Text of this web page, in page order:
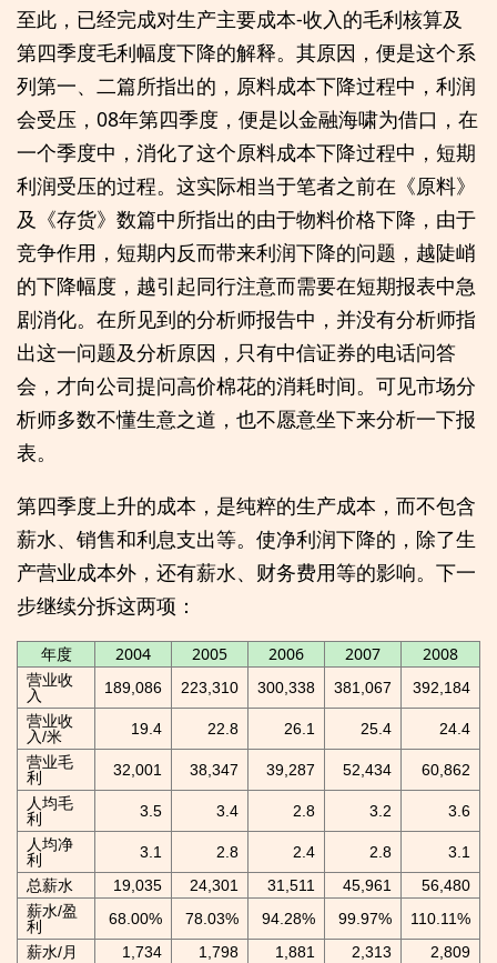
至此，已经完成对生产主要成本-收入的毛利核算及
第四季度毛利幅度下降的解释。其原因，便是这个系
列第一、二篇所指出的，原料成本下降过程中，利润
会受压，08年第四季度，便是以金融海啸为借口，在
一个季度中，消化了这个原料成本下降过程中，短期
利润受压的过程。这实际相当于笔者之前在《原料》
及《存货》数篇中所指出的由于物料价格下降，由于
竞争作用，短期内反而带来利润下降的问题，越陡峭
的下降幅度，越引起同行注意而需要在短期报表中急
剧消化。在所见到的分析师报告中，并没有分析师指
出这一问题及分析原因，只有中信证券的电话问答
会，才向公司提问高价棉花的消耗时间。可见市场分
析师多数不懂生意之道，也不愿意坐下来分析一下报
表。
第四季度上升的成本，是纯粹的生产成本，而不包含
薪水、销售和利息支出等。使净利润下降的，除了生
产营业成本外，还有薪水、财务费用等的影响。下一
步继续分拆这两项：
年度 2004 2005 2006 2007 2008
营业收
入
189,086 223,310 300,338 381,067
392,184
营业收
入/米
19.4 22.8 26.1 25.4
24.4
营业毛
利
32,001 38,347 39,287 52,434
60,862
人均毛
利
3.5 3.4 2.8 3.2
3.6
人均净
利
3.1 2.8 2.4 2.8
3.1
总薪水
19,035 24,301 31,511 45,961
56,480
薪水/盈
利
68.00% 78.03% 94.28% 99.97%
110.11%
薪水/月
1,734 1,798 1,881 2,313
2,809